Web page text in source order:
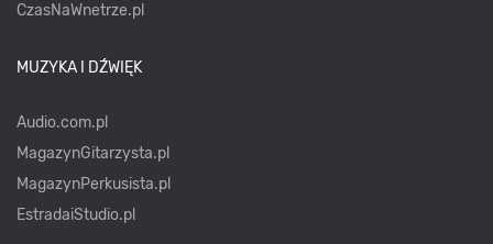
CzasNaWnetrze.pl
MUZYKA I DŹWIĘK
Audio.com.pl
MagazynGitarzysta.pl
MagazynPerkusista.pl
EstradaiStudio.pl